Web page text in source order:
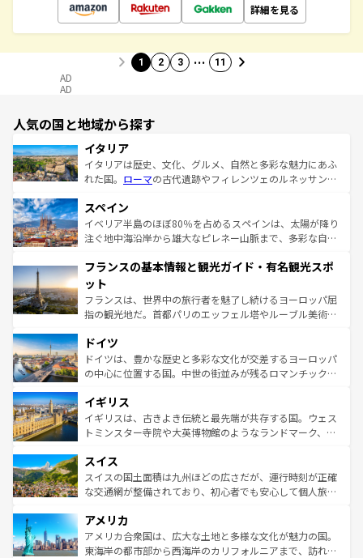
詳細を見る
1 2 3 … 11
AD
AD
人気の国と地域から探す
イタリア
イタリアは歴史、文化、グルメ、自然と多彩な魅力にあふ
れた国。 ローマの古代遺跡やフィレンツェのルネッサンス
ろん、トスカーナの美しい田園風景やアマルフィ海岸の絶
景など、自然景観も見逃せない。観光の合間には、本場の
ピザやパスタなど、絶品のイタリア料理を堪能することも
ませてくれるイタリアで、忘れられない旅をしてみよう！
なお、新着のイタリア情報は
しい。
スペイン
イベリア半島のほぼ80％を占めるスペインは、太陽が降り
注ぐ地中海沿岸から雄大なピレネー山脈まで、多彩な自然
文化が根付くこの国では、情熱的なフラメンコ、熱気あふ
れる闘牛、そして美味しいタパスが生活の一部となってい
る。首都マドリードの洗練された雰囲気や、バルセロナの
アートに溢れた街角から、地方では古代ローマ遺跡や中世
せる。地方によって風土や気候が異なるスペインはその個
性で訪れる人を魅了する。 なお、新着のスペイン情報は コ
ンテンツ一覧を参照してほしい。
フランスの基本情報と観光ガイド・有名観光スポ
ット
フランスは、世界中の旅行者を魅了し続けるヨーロッパ屈
指の観光地だ。首都パリのエッフェル塔やルーブル美術館
で、幅広い魅力が詰まっている。華麗な宮殿、歴史的な大
聖堂、美しいビーチ、そして豊かな自然が、訪れる者を心
から魅了する。また、フランスは美食の国としても知ら
いる。シャンパンの発祥地であるランス、プロヴァンスの
香り高いラベンダー畑など、多彩な楽しみ方が可能だ。さ
らに、パリ以外の地域にも魅力が溢れており、どの街角に
れる地方に足を運ぶとそれぞれで全く異なる文化を体験で
きるだろう。 なお、新着のフランス情報はコンテンツ一覧
を参照してほしい。
ドイツ
ドイツは、豊かな歴史と多彩な文化が交差するヨーロッパ
の中心に位置する国。中世の街並みが残るロマンチック街
顔を持つこの国は、どこを歩いても飽きることがない。ベ
ルリンの文化的活気、バイエルン州のアルプスの絶景、そ
してライン川沿いのワイン畑といった風景は必見。ビール
は、お酒好きな人にはぜひ体験してほしい。 なお、新着の
ドイツ情報はコンテンツ一覧を参照してほしい。
イギリス
イギリスは、古きよき伝統と最先端が共存する国。ウェス
トミンスター寺院や大英博物館のようなランドマーク、歴
リアごとに異なる魅力がある。また、優雅なアフタヌーン
ティー、ビール好きにはたまらない英国パブ、サッカー観
戦など、本場だからこそできる体験も豊富。イギリスを旅
ンツ一覧を参照してほしい。
スイス
スイスの国土面積は九州ほどの広さだが、運行時刻が正確
な交通網が整備されており、初心者でも安心して個人旅行
の建物がそのまま残る町や、スイスならではのユニークな
博物館もあり、アルプス観光だけでなく町歩きも満喫する
ことができる。国民の所得が高いため物価も高いが、旅行
アメリカ
アメリカ合衆国は、広大な土地と多様な文化が魅力の国。
東海岸の都市部から西海岸のカリフォルニアまで、訪れる